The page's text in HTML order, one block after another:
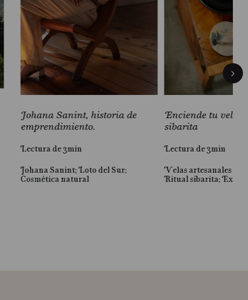
Johana Sanint, historia de
emprendimiento.
Lectura de 3min
Johana Sanint; Loto del Sur;
Cosmética natural
Enciende tu vela
sibarita
Lectura de 3min
Velas artesanales
Ritual sibarita;